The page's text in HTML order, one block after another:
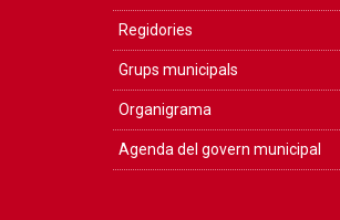
Regidories
Grups municipals
Organigrama
Agenda del govern municipal